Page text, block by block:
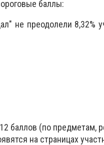
баллы:
не преодолели 8,32%
баллов (по предметам,
на страницах